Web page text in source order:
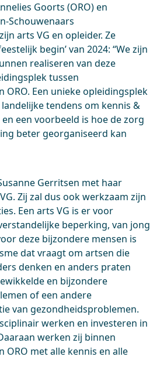
Goorts (ORO) en
Schouwenaars
arts VG en opleider. Ze
begin’ van 2024: “We zijn
realiseren van deze
tussen
ORO. Een unieke opleidingsplek
tendens om kennis &
een voorbeeld is hoe de zorg
beter georganiseerd kan
Gerritsen met haar
Zij zal dus ook werkzaam zijn
Een arts VG is er voor
beperking, van jong
deze bijzondere mensen is
dat vraagt om artsen die
denken en anders praten
en bijzondere
of een andere
van gezondheidsproblemen.
werken en investeren in
werken zij binnen
ORO met alle kennis en alle